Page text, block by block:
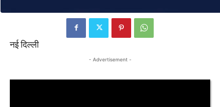
नई दिल्ली
- Advertisement -